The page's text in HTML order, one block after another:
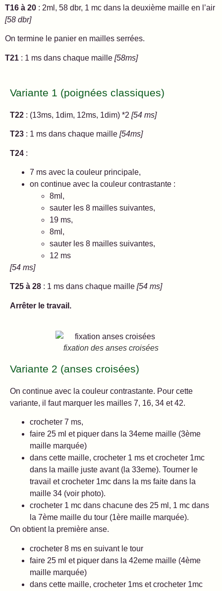
T16 à 20 : 2ml, 58 dbr, 1 mc dans la deuxième maille en l’air
[58 dbr]
On termine le panier en mailles serrées.
T21 : 1 ms dans chaque maille [58ms]
Variante 1 (poignées classiques)
T22 : (13ms, 1dim, 12ms, 1dim) *2 [54 ms]
T23 : 1 ms dans chaque maille [54ms]
T24 :
7 ms avec la couleur principale,
on continue avec la couleur contrastante :
8ml,
sauter les 8 mailles suivantes,
19 ms,
8ml,
sauter les 8 mailles suivantes,
12 ms
[54 ms]
T25 à 28 : 1 ms dans chaque maille [54 ms]
Arrêter le travail.
fixation des anses croisées
Variante 2 (anses croisées)
On continue avec la couleur contrastante. Pour cette
variante, il faut marquer les mailles 7, 16, 34 et 42.
crocheter 7 ms,
faire 25 ml et piquer dans la 34eme maille (3ème
maille marquée)
dans cette maille, crocheter 1 ms et crocheter 1mc
dans la maille juste avant (la 33eme). Tourner le
travail et crocheter 1mc dans la ms faite dans la
maille 34 (voir photo).
crocheter 1 mc dans chacune des 25 ml, 1 mc dans
la 7ème maille du tour (1ère maille marquée).
On obtient la première anse.
crocheter 8 ms en suivant le tour
faire 25 ml et piquer dans la 42eme maille (4ème
maille marquée)
dans cette maille, crocheter 1ms et crocheter 1mc